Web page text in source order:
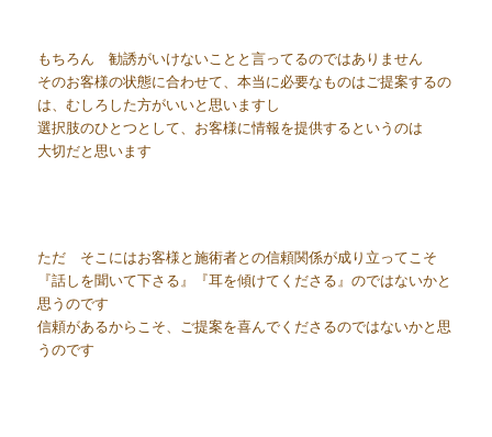
もちろん 勧誘がいけないことと言ってるのではありません
そのお客様の状態に合わせて、本当に必要なものはご提案するの
は、むしろした方がいいと思いますし
選択肢のひとつとして、お客様に情報を提供するというのは
大切だと思います
ただ そこにはお客様と施術者との信頼関係が成り立ってこそ
『話しを聞いて下さる』『耳を傾けてくださる』のではないかと
思うのです
信頼があるからこそ、ご提案を喜んでくださるのではないかと思
うのです